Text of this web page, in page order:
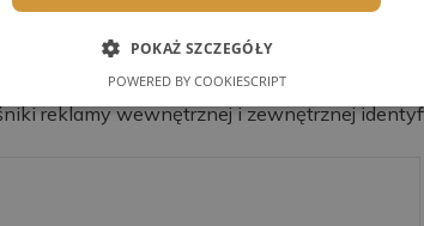
Oferta
reklamy wewnętrznej i zewnętrznej
POKAŻ SZCZEGÓŁY
POWERED BY COOKIESCRIPT